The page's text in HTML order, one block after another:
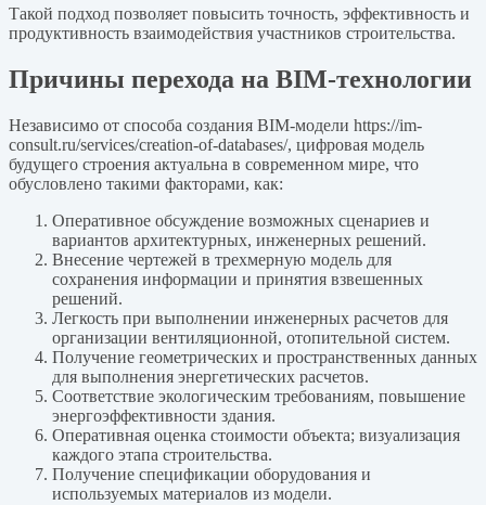
Такой подход позволяет повысить точность, эффективность и
продуктивность взаимодействия участников строительства.
Причины перехода на BIM-технологии
Независимо от способа создания BIM-модели https://im-
consult.ru/services/creation-of-databases/, цифровая модель
будущего строения актуальна в современном мире, что
обусловлено такими факторами, как:
Оперативное обсуждение возможных сценариев и
вариантов архитектурных, инженерных решений.
Внесение чертежей в трехмерную модель для
сохранения информации и принятия взвешенных
решений.
Легкость при выполнении инженерных расчетов для
организации вентиляционной, отопительной систем.
Получение геометрических и пространственных данных
для выполнения энергетических расчетов.
Соответствие экологическим требованиям, повышение
энергоэффективности здания.
Оперативная оценка стоимости объекта; визуализация
каждого этапа строительства.
Получение спецификации оборудования и
используемых материалов из модели.